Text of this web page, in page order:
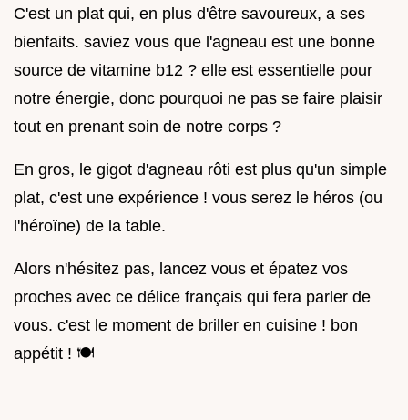
C'est un plat qui, en plus d'être savoureux, a ses
bienfaits. saviez vous que l'agneau est une bonne
source de vitamine b12 ? elle est essentielle pour
notre énergie, donc pourquoi ne pas se faire plaisir
tout en prenant soin de notre corps ?
En gros, le gigot d'agneau rôti est plus qu'un simple
plat, c'est une expérience ! vous serez le héros (ou
l'héroïne) de la table.
Alors n'hésitez pas, lancez vous et épatez vos
proches avec ce délice français qui fera parler de
vous. c'est le moment de briller en cuisine ! bon
appétit ! 🍽️